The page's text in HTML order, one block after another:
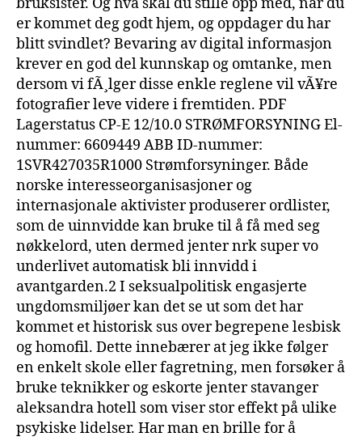
er kommet deg godt hjem, og oppdager du har
blitt svindlet? Bevaring av digital informasjon
krever en god del kunnskap og omtanke, men
dersom vi fÃ¸lger disse enkle reglene vil vÃ¥re
fotografier leve videre i fremtiden. PDF
Lagerstatus CP-E 12/10.0 STRØMFORSYNING El-
nummer: 6609449 ABB ID-nummer:
1SVR427035R1000 Strømforsyninger. Både
norske interesseorganisasjoner og
internasjonale aktivister produserer ordlister,
som de uinnvidde kan bruke til å få med seg
nøkkelord, uten dermed jenter nrk super vo
underlivet automatisk bli innvidd i
avantgarden.2 I seksualpolitisk engasjerte
ungdomsmiljøer kan det se ut som det har
kommet et historisk sus over begrepene lesbisk
og homofil. Dette innebærer at jeg ikke følger
en enkelt skole eller fagretning, men forsøker å
bruke teknikker og eskorte jenter stavanger
aleksandra hotell som viser stor effekt på ulike
psykiske lidelser. Har man en brille for å